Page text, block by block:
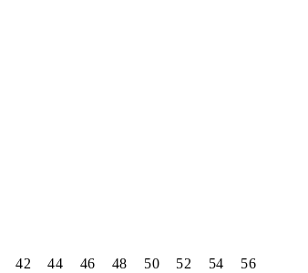
42 44 46 48 50 52 54 56